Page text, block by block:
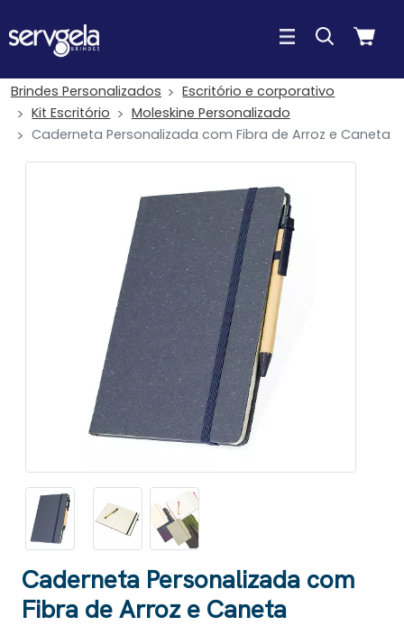
Brindes Personalizados
Escritório e corporativo
Kit Escritório
Moleskine Personalizado
Caderneta Personalizada com Fibra de Arroz e Caneta
Caderneta Personalizada com
Fibra de Arroz e Caneta